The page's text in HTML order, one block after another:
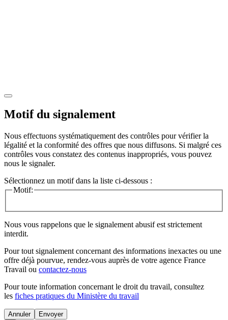
Motif du signalement
Nous effectuons systématiquement des contrôles pour vérifier la
légalité et la conformité des offres que nous diffusons. Si malgré ces
contrôles vous constatez des contenus inappropriés, vous pouvez
nous le signaler.
Sélectionnez un motif dans la liste ci-dessous :
Motif:
Nous vous rappelons que le signalement abusif est strictement
interdit.
Pour tout signalement concernant des informations inexactes ou une
offre déjà pourvue, rendez-vous auprès de votre agence France
Travail ou contactez-nous
Pour toute information concernant le droit du travail, consultez
les fiches pratiques du Ministère du travail
Annuler